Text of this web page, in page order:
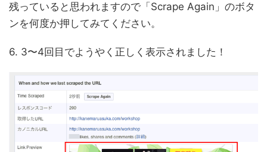
残っていると思われますので「Scrape Again」のボタ
ンを何度か押してみてください。
6. 3〜4回目でようやく正しく表示されました！